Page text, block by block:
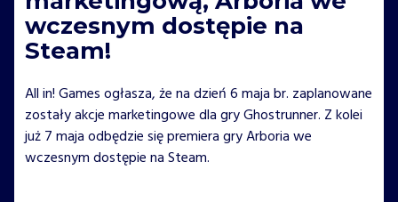
wczesnym dostępie na
Steam!
All in! Games ogłasza, że na dzień 6 maja br. zaplanowane
zostały akcje marketingowe dla gry Ghostrunner. Z kolei
już 7 maja odbędzie się premiera gry Arboria we
wczesnym dostępie na Steam.